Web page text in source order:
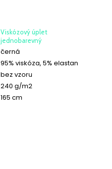
Viskózový úplet
jednobarevný
černá
95% viskóza, 5% elastan
bez vzoru
240 g/m2
165 cm